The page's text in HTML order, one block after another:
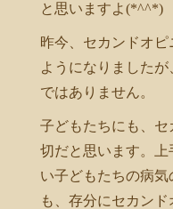
と思いますよ(*^^*)
昨今、セカンドオ
ようになりました
ではありません。
子どもたちにも、
切だと思います。
い子どもたちの病
も、存分にセカン